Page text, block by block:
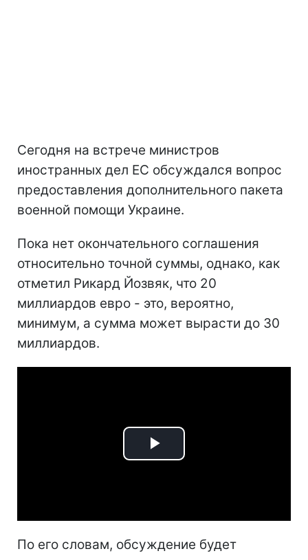
Сегодня на встрече министров
иностранных дел ЕС обсуждался вопрос
предоставления дополнительного пакета
военной помощи Украине.
Пока нет окончательного соглашения
относительно точной суммы, однако, как
отметил Рикард Йозвяк, что 20
миллиардов евро - это, вероятно,
минимум, а сумма может вырасти до 30
миллиардов.
Play
По его словам, обсуждение будет